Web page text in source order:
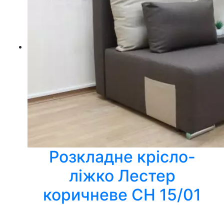
Розкладне крісло-
ліжко Лестер
коричневе СН 15/01